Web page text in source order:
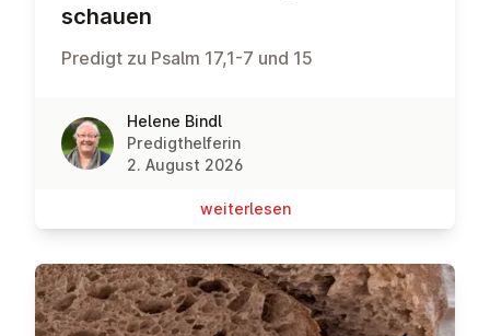
schauen
Predigt zu Psalm 17,1-7 und 15
Helene Bindl
Predigthelferin
2. August 2026
wei­ter­le­sen